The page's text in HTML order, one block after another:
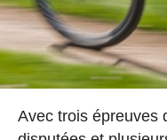
Avec trois épreuves